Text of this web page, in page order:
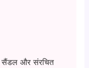
सैंडल और संरचित